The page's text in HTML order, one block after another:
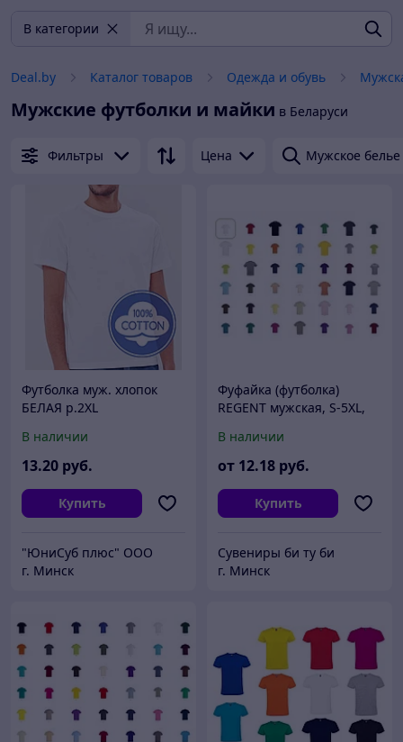
В категории
Deal.by Каталог товаров Одежда и обувь
Мужские футболки и майки в Беларуси
Фильтры Цена Мужское
Футболка муж. хлопок
БЕЛАЯ р.2XL
В наличии
13.20 руб.
Купить
"ЮниСуб плюс" ООО
г. Минск
Фуфайка (футболка)
REGENT мужская, S-5XL,
В наличии
от 12.18 руб.
Купить
Сувениры би ту би
г. Минск